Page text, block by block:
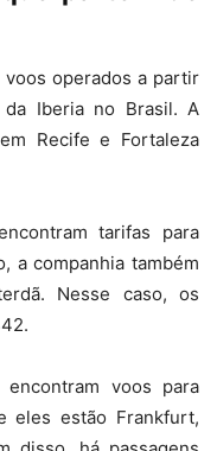
voos operados a partir
Iberia no Brasil. A
Recife e Fortaleza
tarifas para
a companhia também
Nesse caso, os
voos para
eles estão Frankfurt,